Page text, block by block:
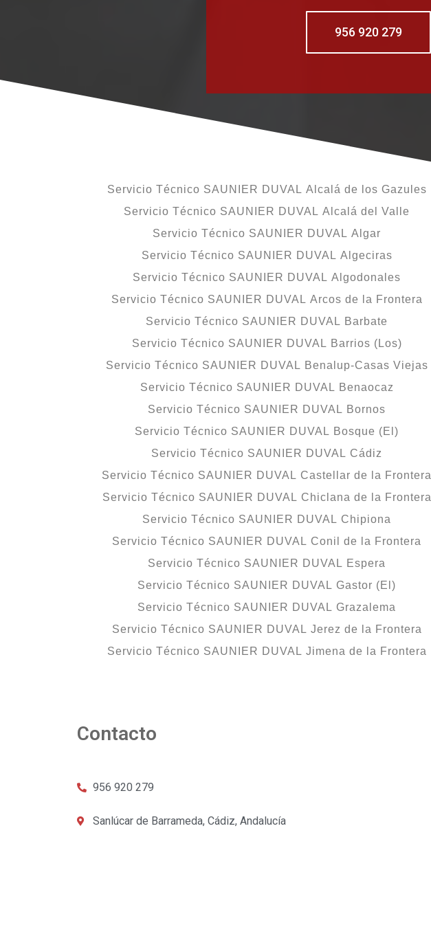
956 920 279
Servicio Técnico SAUNIER DUVAL Alcalá de los Gazules
Servicio Técnico SAUNIER DUVAL Alcalá del Valle
Servicio Técnico SAUNIER DUVAL Algar
Servicio Técnico SAUNIER DUVAL Algeciras
Servicio Técnico SAUNIER DUVAL Algodonales
Servicio Técnico SAUNIER DUVAL Arcos de la Frontera
Servicio Técnico SAUNIER DUVAL Barbate
Servicio Técnico SAUNIER DUVAL Barrios (Los)
Servicio Técnico SAUNIER DUVAL Benalup-Casas Viejas
Servicio Técnico SAUNIER DUVAL Benaocaz
Servicio Técnico SAUNIER DUVAL Bornos
Servicio Técnico SAUNIER DUVAL Bosque (El)
Servicio Técnico SAUNIER DUVAL Cádiz
Servicio Técnico SAUNIER DUVAL Castellar de la Frontera
Servicio Técnico SAUNIER DUVAL Chiclana de la Frontera
Servicio Técnico SAUNIER DUVAL Chipiona
Servicio Técnico SAUNIER DUVAL Conil de la Frontera
Servicio Técnico SAUNIER DUVAL Espera
Servicio Técnico SAUNIER DUVAL Gastor (El)
Servicio Técnico SAUNIER DUVAL Grazalema
Servicio Técnico SAUNIER DUVAL Jerez de la Frontera
Servicio Técnico SAUNIER DUVAL Jimena de la Frontera
Contacto
956 920 279
Sanlúcar de Barrameda, Cádiz, Andalucía